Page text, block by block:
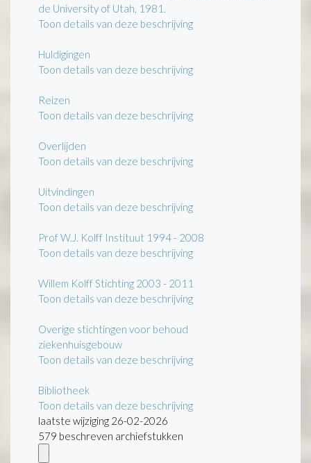
de University of Utah, 1981.
Toon details van deze beschrijving
Huldigingen
Toon details van deze beschrijving
Reizen
Toon details van deze beschrijving
Overlijden
Toon details van deze beschrijving
Uitvindingen
Toon details van deze beschrijving
Prof W.J. Kolff Instituut 1994 - 2008
Toon details van deze beschrijving
Willem Kolff Stichting 2003 - 2011
Toon details van deze beschrijving
Overige stichtingen voor behoud
ziekenhuisgebouw
Toon details van deze beschrijving
Bibliotheek
Toon details van deze beschrijving
laatste wijziging 26-02-2026
579 beschreven archiefstukken